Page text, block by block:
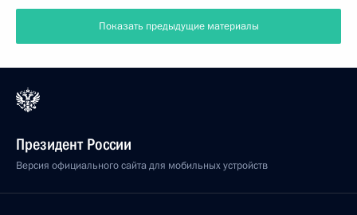
Показать предыдущие материалы
Президент России
Версия официального сайта для мобильных устройств